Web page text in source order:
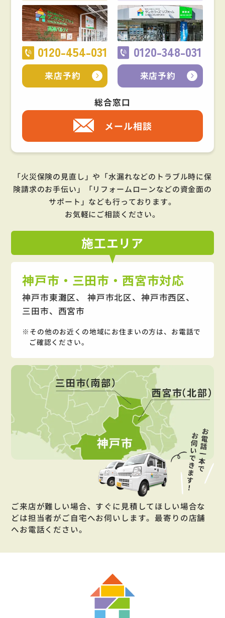
0120-454-031
来店予約
0120-348-031
来店予約
総合窓口
メール相談
「火災保険の見直し」や「水漏れなどのトラブル時に保
険請求のお手伝い」「リフォームローンなどの資金面の
サポート」 なども行っております。
お気軽にご相談ください。
施工エリア
神戸市・三田市・西宮市対応
神戸市東灘区、 神戸市北区、神戸市西区、
三田市、西宮市
その他のお近くの地域にお住まいの方は、お電話で
ご確認ください。
ご来店が難しい場合、すぐに見積してほしい場合な
どは担当者がご自宅へお伺いします。最寄りの店舗
へお電話ください。